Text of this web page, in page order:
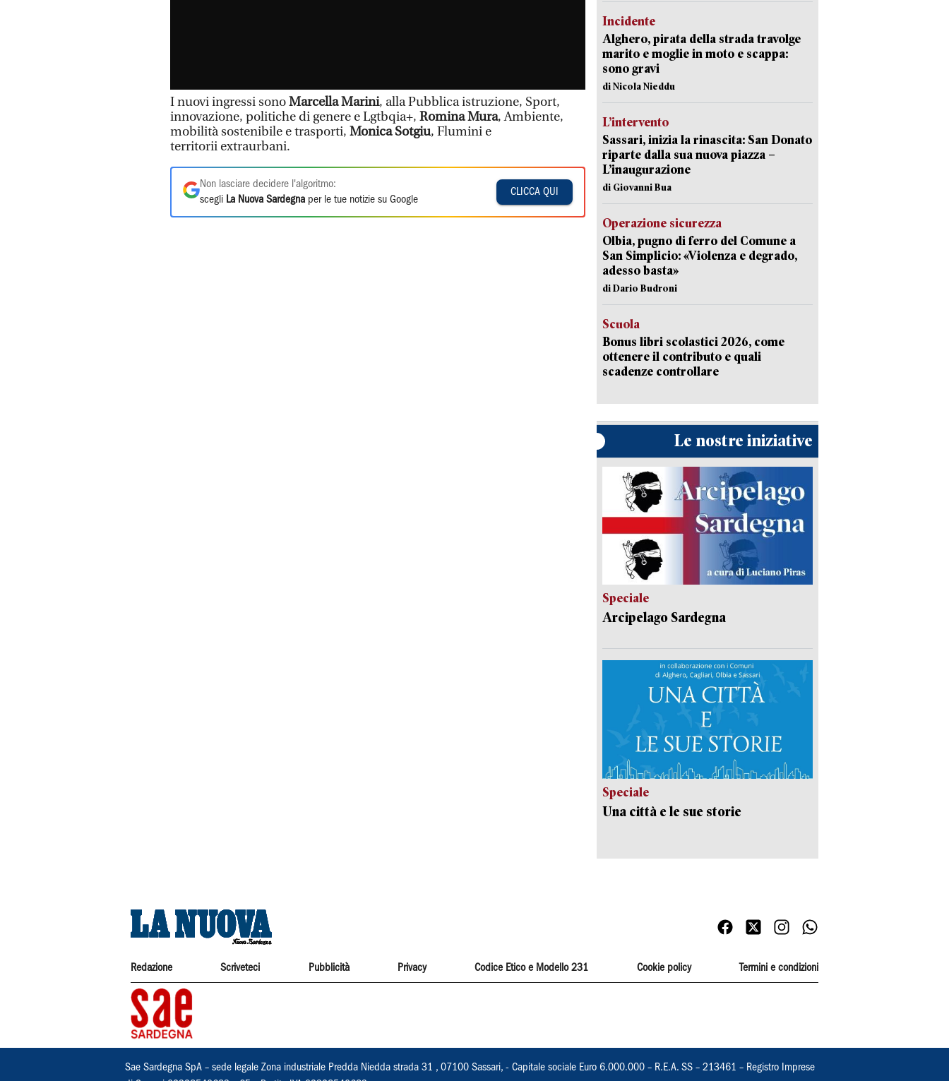
I nuovi ingressi sonoMarcella Marini, alla Pubblica istruzione, Sport,
innovazione, politiche di genere e Lgtbqia+, Romina Mura, Ambiente,
mobilità sostenibile e trasporti, Monica Sotgiu, Flumini e
territorii extraurbani.
Non lasciare decidere l'algoritmo:
scegli La Nuova Sardegna per le tue notizie su Google
CLICCA QUI
Incidente
Alghero, pirata della strada travolge
marito e moglie in moto e scappa:
sono gravi
di Nicola Nieddu
L’intervento
Sassari, inizia la rinascita: San Donato
riparte dalla sua nuova piazza –
L’inaugurazione
di Giovanni Bua
Operazione sicurezza
Olbia, pugno di ferro del Comune a
San Simplicio: «Violenza e degrado,
adesso basta»
di Dario Budroni
Scuola
Bonus libri scolastici 2026, come
ottenere il contributo e quali
scadenze controllare
Le nostre iniziative
Speciale
Arcipelago Sardegna
Speciale
Una città e le sue storie
Redazione Scriveteci Pubblicità Privacy Codice Etico e Modello 231 Cookie policy Termini e condizioni
Sae Sardegna SpA – sede legale Zona industriale Predda Niedda strada 31 , 07100 Sassari, - Capitale sociale Euro 6.000.000 – R.E.A. SS – 213461 – Registro Imprese